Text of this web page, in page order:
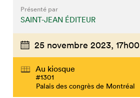
Présenté par
SAINT-JEAN ÉDITEUR
25 novembre 2023, 17h00
Au kiosque
#1301
Palais des congrès de Montréal